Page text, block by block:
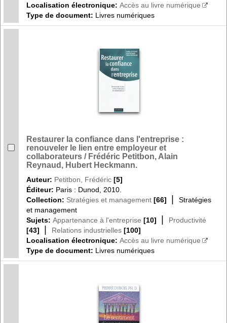
Localisation électronique: Accès au livre numérique
Type de document: Livres numériques
Restaurer la confiance dans l'entreprise :
renouveler le lien entre employeur et
collaborateurs / Frédéric Petitbon, Alain
Reynaud, Hubert Heckmann.
Auteur: Petitbon, Frédéric [5]
Éditeur: Paris : Dunod, 2010.
Collection: Stratégies et management [66] |
Stratégies
et management
Sujets: Appartenance à l'entreprise [10] |
Productivité
[43]
| Relations industrielles [100]
Localisation électronique: Accès au livre numérique
Type de document: Livres numériques